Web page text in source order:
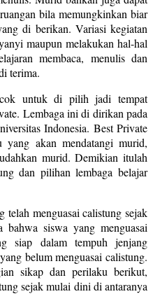
bila memungkinkan biar
di berikan. Variasi kegiatan
maupun melakukan hal-hal
membaca, menulis dan
terima.
untuk di pilih jadi tempat
Lembaga ini di dirikan pada
Indonesia. Best Private
yang akan mendatangi murid,
murid. Demikian itulah
dan pilihan lembaga belajar
telah menguasai calistung sejak
siswa yang menguasai
siap dalam tempuh jenjang
belum menguasai calistung.
sikap dan perilaku berikut,
sejak mulai dini di antaranya